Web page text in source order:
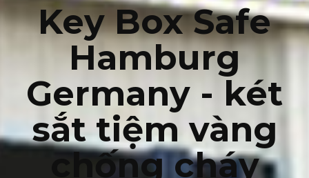
Key Box Safe
Hamburg
Germany - két
sắt tiệm vàng
chống cháy